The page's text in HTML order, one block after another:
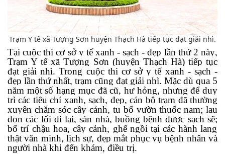
Trạm Y tế xã Tượng Sơn huyện Thạch Hà tiếp tục đạt giải nhì.
Tại cuộc thi cơ sở y tế xanh - sạch - đẹp lần thứ 2 này,
Trạm Y tế xã Tượng Sơn (huyện Thạch Hà) tiếp tục
đạt giải nhì. Trong cuộc thi cơ sở y tế xanh - sạch -
đẹp lần thứ nhất, trạm cũng đạt giải nhì. Mặc dù qua 5
năm một số hạng mục đã cũ, hư hỏng, nhưng để duy
trì các tiêu chí xanh, sạch, đẹp,cán bộ trạm đã thường
xuyên chăm sóc cây cảnh, tu bổ vườn thuốc nam; lau
dọn các lối đi lại, sàn nhà, buồng bệnh được sạch sẽ;
bố trí chậu hoa, cây cảnh, ghế ngồi tại các hành lang
thật văn minh, lịch sự, đẹp mắt phục vụ bệnh nhân và
người nhà khi đến khám, điều trị.